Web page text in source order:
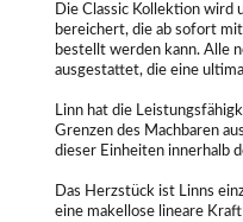
Die Classic Kollektion wird
bereichert, die ab sofort
bestellt werden kann. Alle
ausgestattet, die eine
Linn hat die
Grenzen des Machbaren
dieser Einheiten innerhalb
Das Herzstück ist Linns
eine makellose lineare